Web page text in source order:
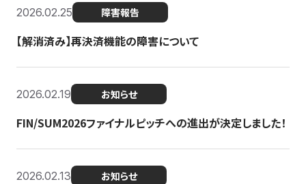
2026.02.25 障害報告
【解消済み】再決済機能の障害について
2026.02.19 お知らせ
FIN/SUM2026ファイナルピッチへの進出が決定しました！
2026.02.13 お知らせ